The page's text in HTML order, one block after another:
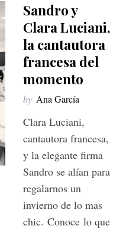
Sandro y
Clara Luciani,
la cantautora
francesa del
momento
by Ana García
Clara Luciani,
cantautora francesa,
y la elegante firma
Sandro se alían para
regalarnos un
invierno de lo mas
chic. Conoce lo que